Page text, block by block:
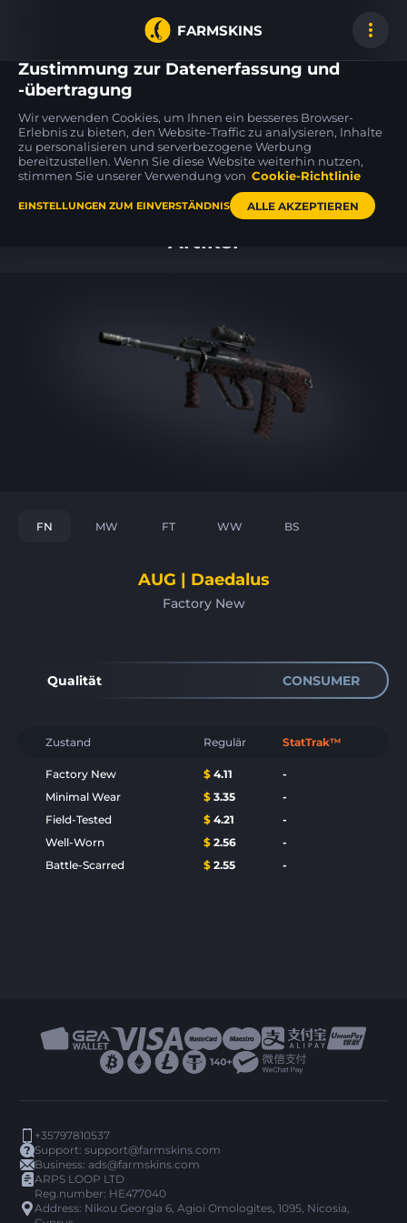
FARMSKINS
18
Galil AR
Destroyer FT 47
Galil AR
Stone Cold FT 13
M4A1-S
Night Terror
Artikel
FN MW FT WW BS
AUG | Daedalus
Factory New
Qualität CONSUMER
Zustand Regulär StatTrak™
Factory New $ 4.11
-
Minimal Wear
$ 3.35
-
Field-Tested
$ 4.21
-
Well-Worn
$ 2.56
-
Battle-Scarred
$ 2.55 -
+35797810537
Support:support@farmskins.com
Business:ads@farmskins.com
ARPS LOOP LTD
Reg.number: HE477040
Address: Nikou Georgia 6, Agioi Omologites, 1095, Nicosia,
Zustimmung zur Datenerfassung und
-übertragung
Wir verwenden Cookies, um Ihnen ein besseres Browser-
Erlebnis zu bieten, den Website-Traffic zu analysieren, Inhalte
zu personalisieren und serverbezogene Werbung
bereitzustellen. Wenn Sie diese Website weiterhin nutzen,
stimmen Sie unserer Verwendung von Cookie-Richtlinie
EINSTELLUNGEN ZUM EINVERSTÄNDNIS ALLE AKZEPTIEREN